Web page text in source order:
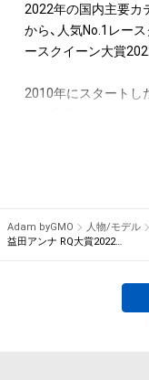
・本アイテムの著作
の管理委託を受けて
アイテムの保有者が
ル、リバースエンジ
・本アイテムに関す
に反する利用または
2022年の国内主要カ
から、人気No.1レー
ースクイーン大賞
2010年にスタートし
を冠に迎え実施いた
リを獲得し、レース
イーン大賞の同一年
ノミネート50名の中
Adam byGMO 人物/モデル
益田アンナ RQ大賞2022オリジナルNFTトレカ